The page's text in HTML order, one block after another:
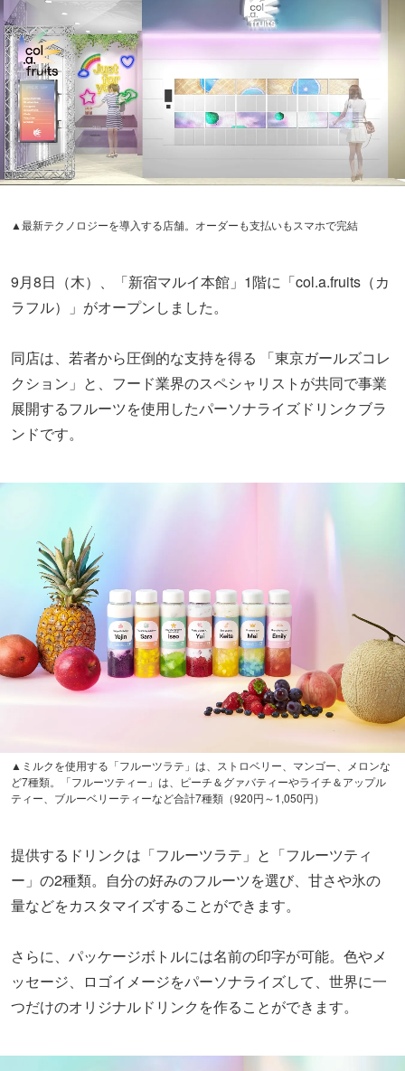
▲最新テクノロジーを導入する店舗。オーダーも支払いもスマホで完結
9月8日（木）、「新宿マルイ本館」1階に「col.a.fruits（カ
ラフル）」がオープンしました。
同店は、若者から圧倒的な支持を得る 「東京ガールズコレ
クション」と、フード業界のスペシャリストが共同で事業
展開するフルーツを使用したパーソナライズドリンクブラ
ンドです。
▲ミルクを使用する「フルーツラテ」は、ストロベリー、マンゴー、メロンな
ど7種類。「フルーツティー」は、ピーチ＆グァバティーやライチ＆アップル
ティー、ブルーベリーティーなど合計7種類（920円～1,050円）
提供するドリンクは「フルーツラテ」と「フルーツティ
ー」の2種類。自分の好みのフルーツを選び、甘さや氷の
量などをカスタマイズすることができます。
さらに、パッケージボトルには名前の印字が可能。色やメ
ッセージ、ロゴイメージをパーソナライズして、世界に一
つだけのオリジナルドリンクを作ることができます。